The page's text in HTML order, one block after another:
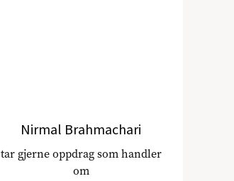
Nirmal Brahmachari
tar gjerne oppdrag som handler
om